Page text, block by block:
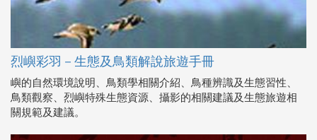
烈嶼彩羽－生態及鳥類解說旅遊手冊
嶼的自然環境說明、鳥類學相關介紹、鳥種辨識及生態習性、
鳥類觀察、烈嶼特殊生態資源、攝影的相關建議及生態旅遊相
關規範及建議。